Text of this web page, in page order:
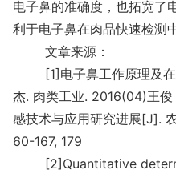
电子鼻的准确度，也拓宽了
利于电子鼻在肉品快速检测
文章来源：
[1]电子鼻工作原理及在
杰. 肉类工业. 2016(04)王
感技术与应用研究进展[J].
60-167, 179
[2]Quantitative